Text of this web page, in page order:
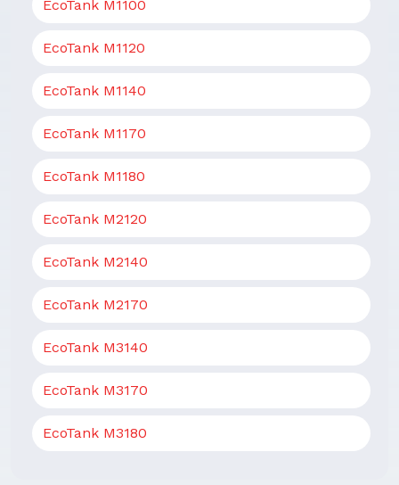
EcoTank M1100
EcoTank M1120
EcoTank M1140
EcoTank M1170
EcoTank M1180
EcoTank M2120
EcoTank M2140
EcoTank M2170
EcoTank M3140
EcoTank M3170
EcoTank M3180